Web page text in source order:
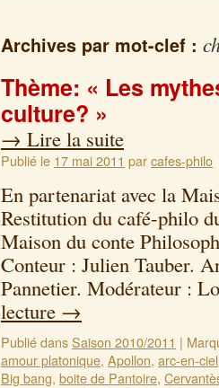
Archives par mot-clef :
Thème: « Les
culture? »
→ Lire la suite
Publié le 17 mai 2011 parcafes-philo
En partenariat avec la
Restitution du café-philo
Maison du conte
Conteur : Julien Tauber.
Pannetier. Modérateur :
lecture →
Publié dansSaison 2010/2011 |
amour platonique, Apollon, arc-en-ciel
Big bang, boite de Pantoire,